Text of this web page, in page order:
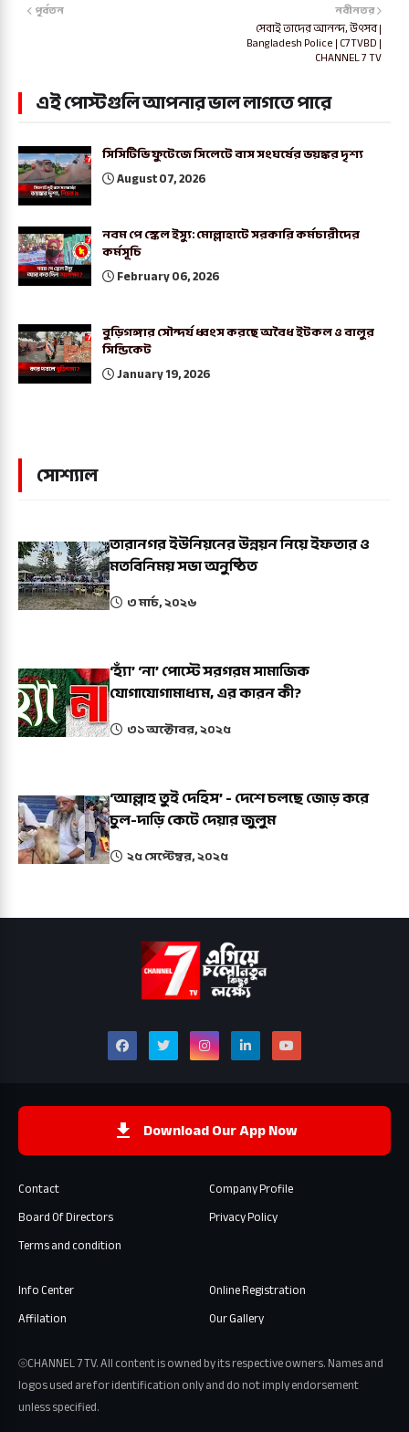
নবীনতর
সেবাই তাদের আনন্দ, উৎসব |
Bangladesh Police | C7TVBD |
CHANNEL 7 TV
পূর্বতন
এই পোস্টগুলি আপনার ভাল লাগতে পারে
সিসিটিভি ফুটেজে সিলেটে বাস সংঘর্ষের ভয়ঙ্কর দৃশ্য
August 07, 2026
নবম পে স্কেল ইস্যু: মোল্লাহাটে সরকারি কর্মচারীদের
কর্মসূচি
February 06, 2026
বুড়িগঙ্গার সৌন্দর্য ধ্বংস করছে অবৈধ ইটকল ও বালুর
সিন্ডিকেট
January 19, 2026
সোশ্যাল
তারানগর ইউনিয়নের উন্নয়ন নিয়ে ইফতার ও
মতবিনিময় সভা অনুষ্ঠিত
৩ মার্চ, ২০২৬
‘হ্যাঁ’ ‘না’ পোস্টে সরগরম সামাজিক
যোগাযোগামাধ্যম, এর কারন কী?
৩১ অক্টোবর, ২০২৫
‘আল্লাহ তুই দেহিস’ - দেশে চলছে জোড় করে
চুল-দাড়ি কেটে দেয়ার জুলুম
২৫ সেপ্টেম্বর, ২০২৫
Download Our App Now
Contact
Company Profile
Board Of Directors
Privacy Policy
Terms and condition
Info Center
Online Registration
Affilation
Our Gallery
⦾CHANNEL 7 TV. All content is owned by its respective owners. Names and
logos used are for identification only and do not imply endorsement
unless specified.